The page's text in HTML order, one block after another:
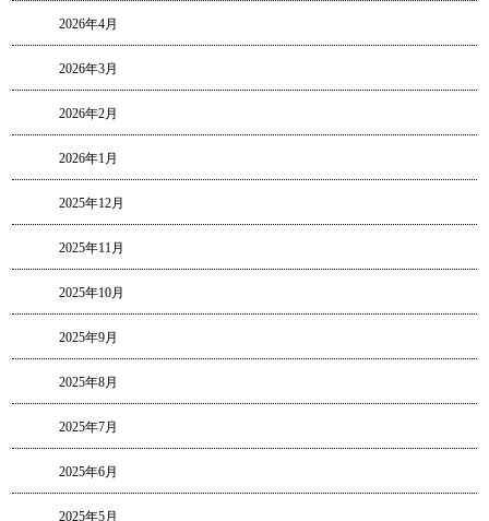
2026年4月
2026年3月
2026年2月
2026年1月
2025年12月
2025年11月
2025年10月
2025年9月
2025年8月
2025年7月
2025年6月
2025年5月